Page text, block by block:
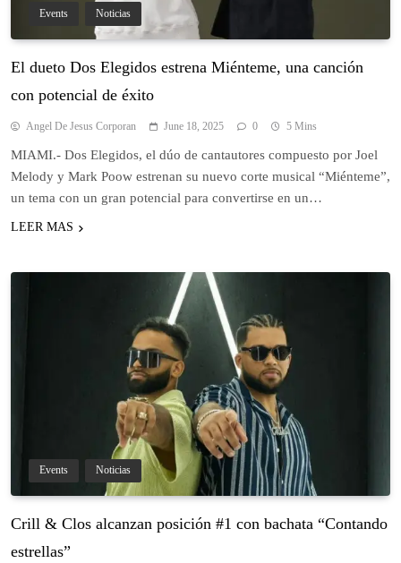
Events Noticias
El dueto Dos Elegidos estrena Miénteme, una canción
con potencial de éxito
Angel De Jesus Corporan June 18, 2025 0 5 Mins
MIAMI.- Dos Elegidos, el dúo de cantautores compuesto por Joel
Melody y Mark Poow estrenan su nuevo corte musical “Miénteme”,
un tema con un gran potencial para convertirse en un…
LEER MAS
Events Noticias
Crill & Clos alcanzan posición #1 con bachata “Contando
estrellas”